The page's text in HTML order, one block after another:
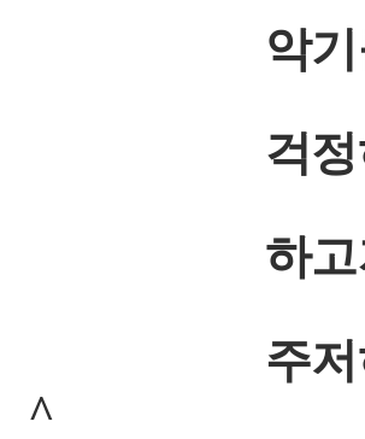
악기를 처
걱정하지
하고자 하
주저하지
^